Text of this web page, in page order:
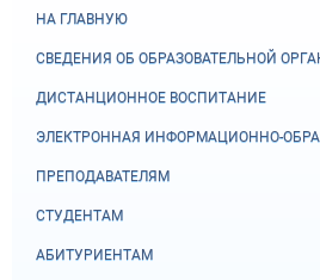
НА ГЛАВНУЮ
СВЕДЕНИЯ ОБ ОБРАЗОВАТЕЛЬНОЙ
ДИСТАНЦИОННОЕ ВОСПИТАНИЕ
ЭЛЕКТРОННАЯ ИНФОРМАЦИОННО-
ПРЕПОДАВАТЕЛЯМ
СТУДЕНТАМ
АБИТУРИЕНТАМ